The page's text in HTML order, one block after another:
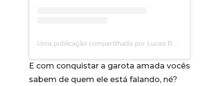
E com conquistar a garota amada vocês
sabem de quem ele está falando, né?